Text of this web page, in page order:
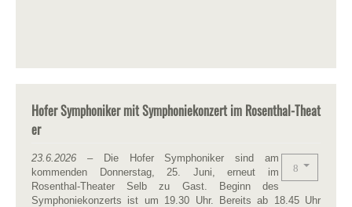
Hofer Symphoniker mit Symphoniekonzert im Rosenthal-Theat
er
23.6.2026 – Die Hofer Symphoniker sind am
kommenden Donnerstag, 25. Juni, erneut im
Rosenthal-Theater Selb zu Gast. Beginn des
Symphoniekonzerts ist um 19.30 Uhr. Bereits ab 18.45 Uhr